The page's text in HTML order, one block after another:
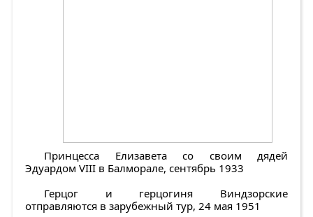
Принцесса Елизавета со своим дядей
Эдуардом VIII в Балморале, сентябрь 1933
Герцог и герцогиня Виндзорские
отправляются в зарубежный тур, 24 мая 1951